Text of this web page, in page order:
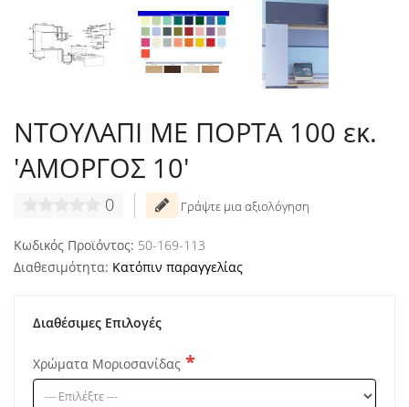
ΝΤΟΥΛΑΠΙ ΜΕ ΠΟΡΤΑ 100 εκ.
'ΑΜΟΡΓΟΣ 10'
0 Γράψτε μια αξιολόγηση
Κωδικός Προϊόντος: 50-169-113
Διαθεσιμότητα: Κατόπιν παραγγελίας
Διαθέσιμες Επιλογές
Χρώματα Μοριοσανίδας